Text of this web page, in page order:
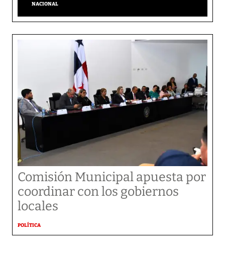
NACIONAL
Comisión Municipal apuesta por
coordinar con los gobiernos
locales
POLÍTICA